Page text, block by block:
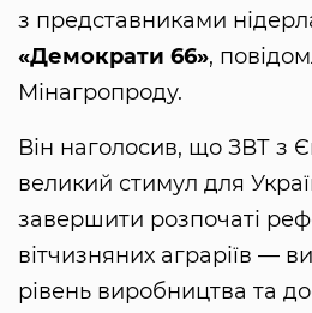
з представниками
«Демократи 66»,
Мінагропроду.
Він наголосив, що ЗВТ з
великий стимул для
завершити розпочаті
вітчизняних аграріїв —
рівень виробництва та